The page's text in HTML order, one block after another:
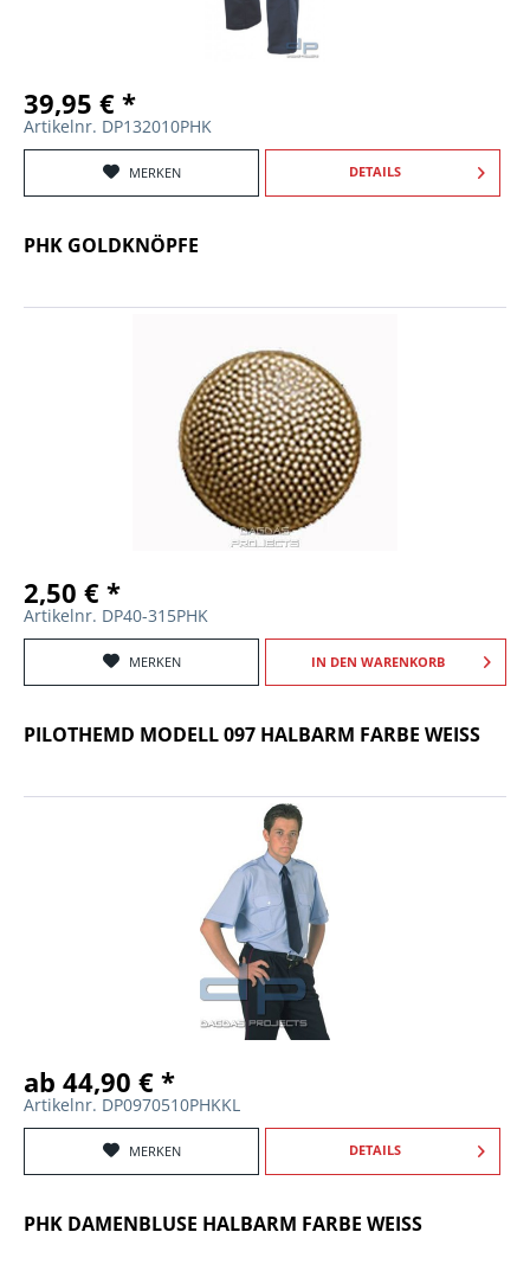
39,95 € *
Artikelnr. DP132010PHK
MERKEN DETAILS
PHK GOLDKNÖPFE
2,50 € *
Artikelnr. DP40-315PHK
MERKEN IN DEN WARENKORB
PILOTHEMD MODELL 097 HALBARM FARBE WEISS
ab 44,90 € *
Artikelnr. DP0970510PHKKL
MERKEN DETAILS
PHK DAMENBLUSE HALBARM FARBE WEISS